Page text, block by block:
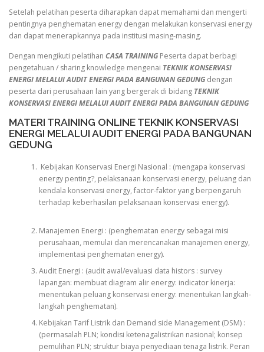
Setelah pelatihan peserta diharapkan dapat memahami dan mengerti
pentingnya penghematan energy dengan melakukan konservasi energy
dan dapat menerapkannya pada institusi masing-masing.
Dengan mengikuti pelatihan CASA TRAINING Peserta dapat berbagi
pengetahuan / sharing knowledge mengenai TEKNIK KONSERVASI
ENERGI MELALUI AUDIT ENERGI PADA BANGUNAN GEDUNG dengan
peserta dari perusahaan lain yang bergerak di bidang TEKNIK
KONSERVASI ENERGI MELALUI AUDIT ENERGI PADA BANGUNAN GEDUNG
MATERI TRAINING ONLINE TEKNIK KONSERVASI
ENERGI MELALUI AUDIT ENERGI PADA BANGUNAN
GEDUNG
Kebijakan Konservasi Energi Nasional : (mengapa konservasi
energy penting?, pelaksanaan konservasi energy, peluang dan
kendala konservasi energy, factor-faktor yang berpengaruh
terhadap keberhasilan pelaksanaan konservasi energy).
Manajemen Energi : (penghematan energy sebagai misi
perusahaan, memulai dan merencanakan manajemen energy,
implementasi penghematan energy).
Audit Energi : (audit awal/evaluasi data histors : survey
lapangan: membuat diagram alir energy: indicator kinerja:
menentukan peluang konservasi energy: menentukan langkah-
langkah penghematan).
Kebijakan Tarif Listrik dan Demand side Management (DSM) :
(permasalah PLN; kondisi ketenagalistrikan nasional; konsep
pemulihan PLN; struktur biaya penyediaan tenaga listrik. Peran